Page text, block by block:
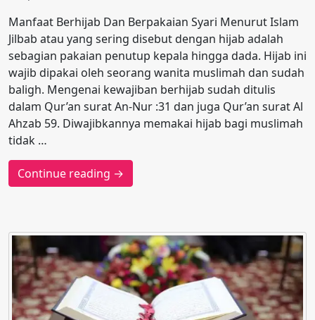
Manfaat Berhijab Dan Berpakaian Syari Menurut Islam
Jilbab atau yang sering disebut dengan hijab adalah
sebagian pakaian penutup kepala hingga dada. Hijab ini
wajib dipakai oleh seorang wanita muslimah dan sudah
baligh. Mengenai kewajiban berhijab sudah ditulis
dalam Qur’an surat An-Nur :31 dan juga Qur’an surat Al
Ahzab 59. Diwajibkannya memakai hijab bagi muslimah
tidak …
Continue reading →